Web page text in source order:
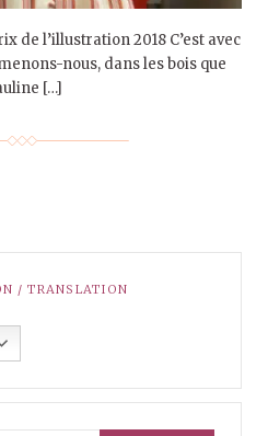
de l’illustration 2018 C’est avec
nous, dans les bois que
[…]
/ TRANSLATION